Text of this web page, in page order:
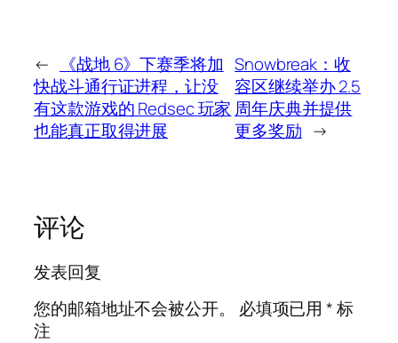
←
《战地 6》下赛季将加
快战斗通行证进程，让没
有这款游戏的 Redsec 玩家
也能真正取得进展
Snowbreak：收
容区继续举办 2.5
周年庆典并提供
更多奖励 →
评论
发表回复
您的邮箱地址不会被公开。
必填项已用*标
注